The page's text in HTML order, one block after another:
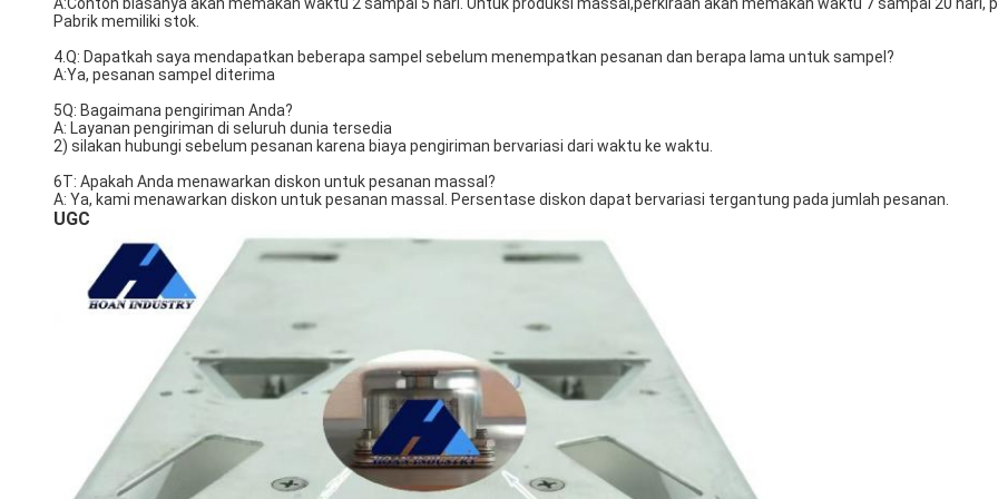
Pabrik memiliki stok.
4.Q: Dapatkah saya mendapatkan beberapa sampel sebelum menempatkan pesanan dan berapa lama untuk sampel?
A:Ya, pesanan sampel diterima
5Q: Bagaimana pengiriman Anda?
A: Layanan pengiriman di seluruh dunia tersedia
2) silakan hubungi sebelum pesanan karena biaya pengiriman bervariasi dari waktu ke waktu.
6T: Apakah Anda menawarkan diskon untuk pesanan massal?
A: Ya, kami menawarkan diskon untuk pesanan massal. Persentase diskon dapat bervariasi tergantung pada jumlah pesanan.
UGC